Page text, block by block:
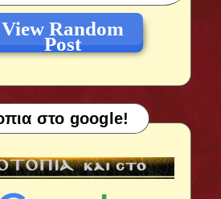
View Random
Post
στο google!